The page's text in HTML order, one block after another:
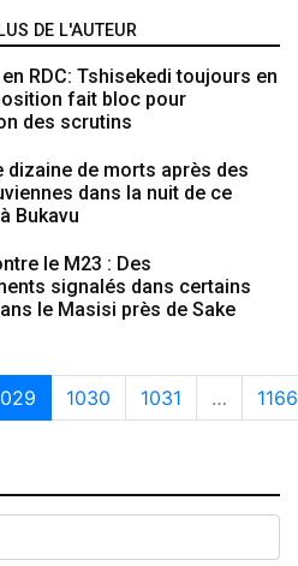
DE L'AUTEUR
RDC: Tshisekedi toujours en
fait bloc pour
des scrutins
dizaine de morts après des
dans la nuit de ce
Bukavu
le M23 : Des
signalés dans certains
le Masisi près de Sake
1030 1031 … 1166